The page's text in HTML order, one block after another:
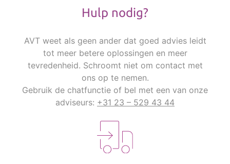
Hulp nodig?
AVT weet als geen ander dat goed advies leidt
tot meer betere oplossingen en meer
tevredenheid. Schroomt niet om contact met
ons op te nemen.
Gebruik de chatfunctie of bel met een van onze
adviseurs: +31 23 – 529 43 44